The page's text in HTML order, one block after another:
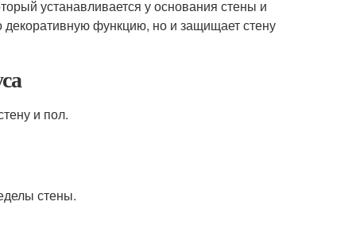
устанавливается у основания стены и
функцию, но и защищает стену
и пол.
стены.